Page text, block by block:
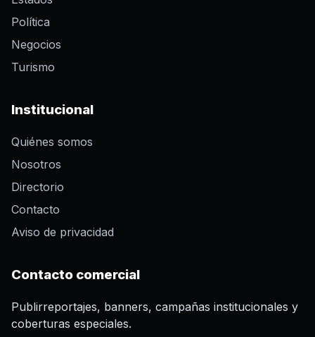
Política
Negocios
Turismo
Institucional
Quiénes somos
Nosotros
Directorio
Contacto
Aviso de privacidad
Contacto comercial
Publirreportajes, banners, campañas institucionales y
coberturas especiales.